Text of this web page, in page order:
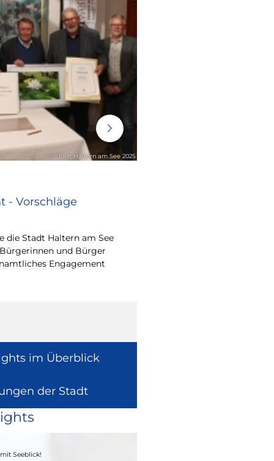
© Stadt Haltern am See 2025
- Vorschläge
die Stadt Haltern am See
und Bürger
Engagement
im Überblick
der Stadt
Seeblick!